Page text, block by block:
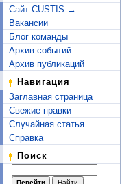
Сайт CUSTIS →
Вакансии
Блог команды
Архив событий
Архив публикаций
Навигация
Заглавная страница
Свежие правки
Случайная статья
Справка
Поиск